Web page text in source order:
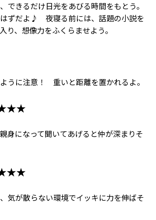
ST member
登録・ログイン
できるだけ日光をあびる時間をもとう。
はずだよ♪ 夜寝る前には、話題の小説を
り、想像力をふくらませよう。
うに注意！ 重いと距離を置かれるよ。
身になって聞いてあげると仲が深まりそ
気が散らない環境でイッキに力を伸ばそ